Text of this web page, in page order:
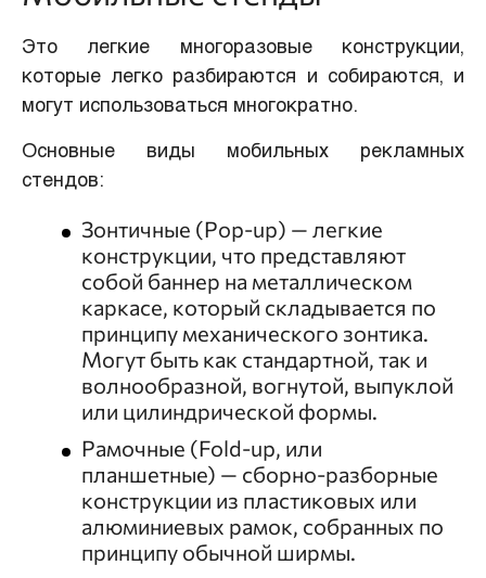
Это легкие многоразовые конструкции,
которые легко разбираются и собираются, и
могут использоваться многократно.
Основные виды мобильных рекламных
стендов:
Зонтичные (Pop-up) — легкие
конструкции, что представляют
собой баннер на металлическом
каркасе, который складывается по
принципу механического зонтика.
Могут быть как стандартной, так и
волнообразной, вогнутой, выпуклой
или цилиндрической формы.
Рамочные (Fold-up, или
планшетные) — сборно-разборные
конструкции из пластиковых или
алюминиевых рамок, собранных по
принципу обычной ширмы.